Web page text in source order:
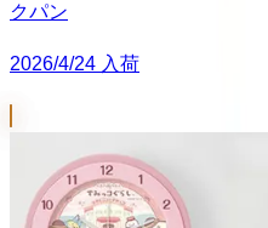
クパン
2026/4/24 入荷